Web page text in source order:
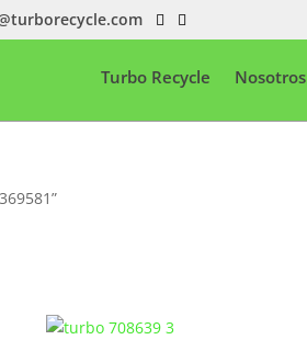
Turbo Recycle Nosotros